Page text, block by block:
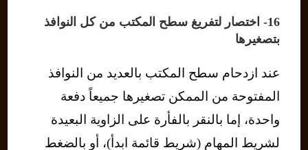
16- اختصار لتفريغ سطح المكتب من كل النوافذ
بتصغيرها
عند ازدحام سطح المكتب بالعديد من النوافذ
المفتوحة من الممكن تصغيرها جميعاً دفعة
واحدة، إما بالنقر بالفأرة على الزاوية البعيدة
لشريط المهام (شريط قائمة ابدأ)، أو بالضغط